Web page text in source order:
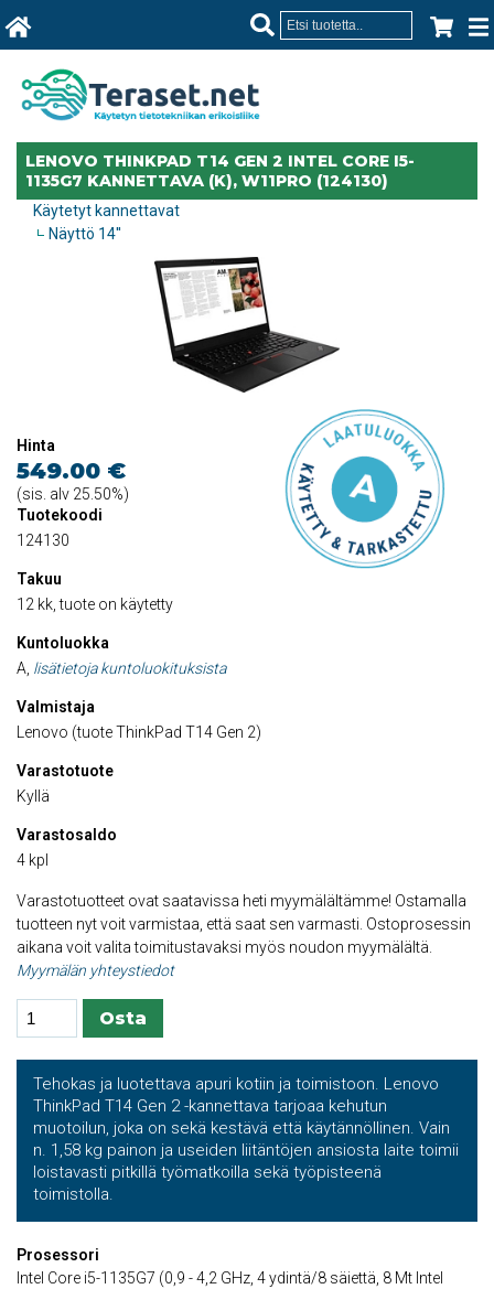
LENOVO THINKPAD T14 GEN 2 INTEL CORE I5-
1135G7 KANNETTAVA (K), W11PRO (124130)
Käytetyt kannettavat
Näyttö 14''
Hinta
549.00 €
(sis. alv 25.50%)
Tuotekoodi
124130
Takuu
12 kk, tuote on käytetty
Kuntoluokka
A, lisätietoja kuntoluokituksista
Valmistaja
Lenovo (tuote ThinkPad T14 Gen 2)
Varastotuote
Kyllä
Varastosaldo
4 kpl
Varastotuotteet ovat saatavissa heti myymälältämme! Ostamalla
tuotteen nyt voit varmistaa, että saat sen varmasti. Ostoprosessin
aikana voit valita toimitustavaksi myös noudon myymälältä.
Myymälän yhteystiedot
Tehokas ja luotettava apuri kotiin ja toimistoon. Lenovo
ThinkPad T14 Gen 2 -kannettava tarjoaa kehutun
muotoilun, joka on sekä kestävä että käytännöllinen. Vain
n. 1,58 kg painon ja useiden liitäntöjen ansiosta laite toimii
loistavasti pitkillä työmatkoilla sekä työpisteenä
toimistolla.
Prosessori
Intel Core i5-1135G7 (0,9 - 4,2 GHz, 4 ydintä/8 säiettä, 8 Mt Intel